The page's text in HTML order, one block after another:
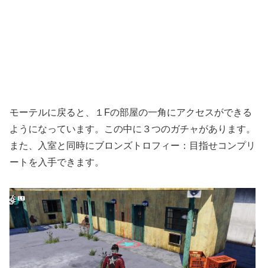
モーテルに戻ると、１Fの部屋の一角にアクセスができる
ようになっています。この中に３つのガチャがあります。
また、入室と同時にブロンズトロフィー：目指せコンプリ
ートを入手できます。